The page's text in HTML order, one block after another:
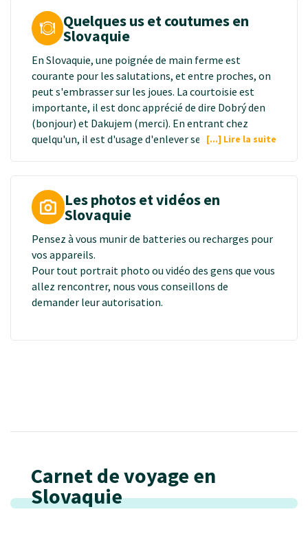
Parlez-vous anglais ? Hovorite po anglicky ?
Je ne comprends pas : Nerozumiem
Quelques us et coutumes en
Slovaquie
En Slovaquie, une poignée de main ferme est
courante pour les salutations, et entre proches, on
peut s'embrasser sur les joues. La courtoisie est
importante, il est donc apprécié de dire Dobrý den
(bonjour) et Dakujem (merci). En entrant chez
quelqu'un, il est d'usage d'enlever ses chaussures,
zdravie ! et il est poli de goûter à tout ce qui est
servi. Enfin, être ponctuel est un signe de respect,
en particulier dans un cadre professionnel.
[...] Lire la suite
Les photos et vidéos en
Slovaquie
Pensez à vous munir de batteries ou recharges pour
vos appareils.
Pour tout portrait photo ou vidéo des gens que vous
allez rencontrer, nous vous conseillons de
demander leur autorisation.
Carnet de voyage en
Slovaquie